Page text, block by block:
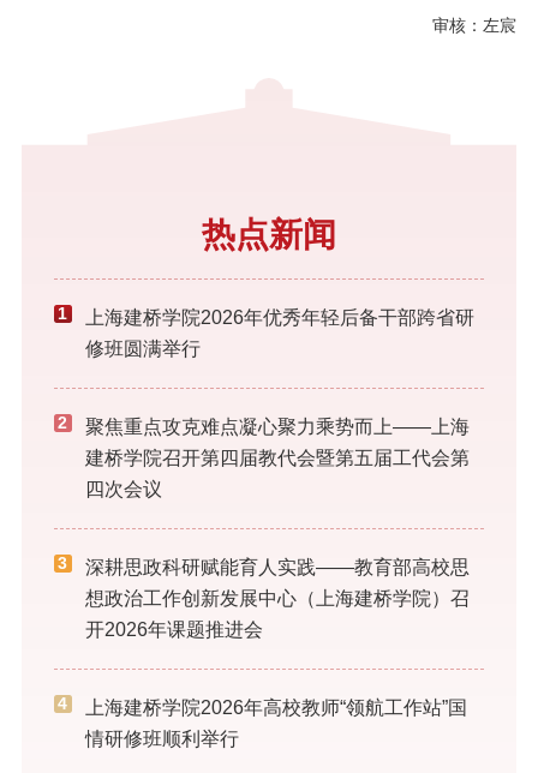
审核：左宸
热点新闻
1
上海建桥学院2026年优秀年轻后备干部跨省研
修班圆满举行
2
聚焦重点攻克难点凝心聚力乘势而上——上海
建桥学院召开第四届教代会暨第五届工代会第
四次会议
3
深耕思政科研赋能育人实践——教育部高校思
想政治工作创新发展中心（上海建桥学院）召
开2026年课题推进会
4
上海建桥学院2026年高校教师“领航工作站”国
情研修班顺利举行